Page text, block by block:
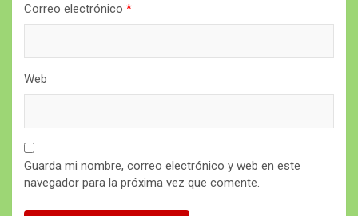
Correo electrónico *
Web
Guarda mi nombre, correo electrónico y web en este
navegador para la próxima vez que comente.